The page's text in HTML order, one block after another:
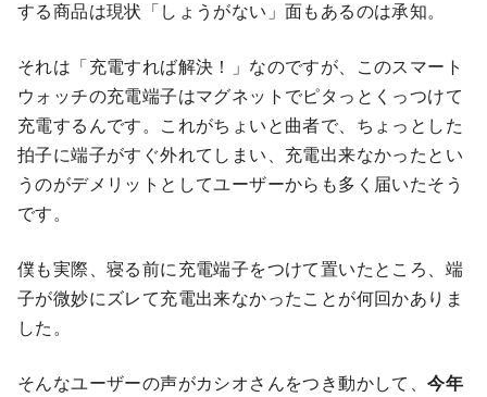
する商品は現状「しょうがない」面もあるのは承知。
それは「充電すれば解決！」なのですが、このスマート
ウォッチの充電端子はマグネットでピタっとくっつけて
充電するんです。これがちょいと曲者で、ちょっとした
拍子に端子がすぐ外れてしまい、充電出来なかったとい
うのがデメリットとしてユーザーからも多く届いたそう
です。
僕も実際、寝る前に充電端子をつけて置いたところ、端
子が微妙にズレて充電出来なかったことが何回かありま
した。
そんなユーザーの声がカシオさんをつき動かして、今年